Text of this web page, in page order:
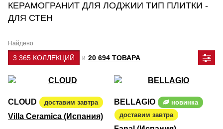
КЕРАМОГРАНИТ ДЛЯ ЛОДЖИИ ТИП ПЛИТКИ -
ДЛЯ СТЕН
Найдено
3 365 КОЛЛЕКЦИЙ и 20 694 ТОВАРА
CLOUD доставим завтра
Villa Ceramica (Испания)
BELLAGIO
новинка
доставим завтра